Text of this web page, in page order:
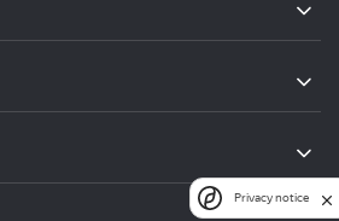
Privacy notice